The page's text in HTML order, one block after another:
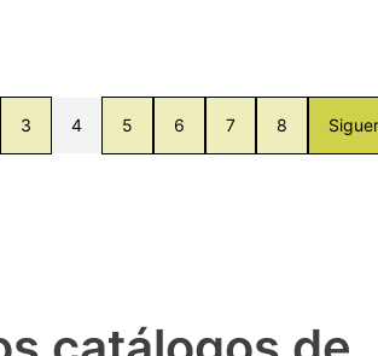
3 4 5 6 7 8